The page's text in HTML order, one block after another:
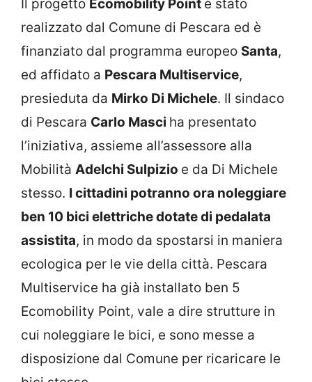
Il progetto Ecomobility Point è stato
realizzato dal Comune di Pescara ed è
finanziato dal programma europeo Santa,
ed affidato a Pescara Multiservice,
presieduta da Mirko Di Michele. Il sindaco
di Pescara Carlo Masci ha presentato
l’iniziativa, assieme all’assessore alla
Mobilità Adelchi Sulpizio e da Di Michele
stesso. I cittadini potranno ora noleggiare
ben 10 bici elettriche dotate di pedalata
assistita, in modo da spostarsi in maniera
ecologica per le vie della città. Pescara
Multiservice ha già installato ben 5
Ecomobility Point, vale a dire strutture in
cui noleggiare le bici, e sono messe a
disposizione dal Comune per ricaricare le